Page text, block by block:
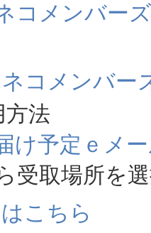
コメンバーズ
コメンバー
法
け予定ｅメ
受取場所を
こちら